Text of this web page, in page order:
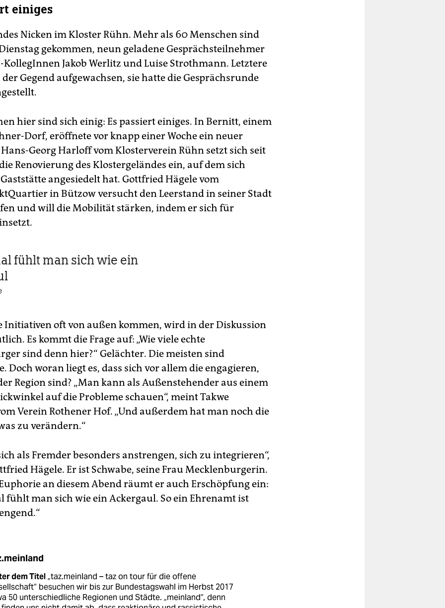
einiges
Nicken im Kloster Rühn. Mehr als 60 Menschen sind
gekommen, neun geladene Gesprächsteilnehmer
KollegInnen Jakob Werlitz und Luise Strothmann. Letztere
Gegend aufgewachsen, sie hatte die Gesprächsrunde
hier sind sich einig: Es passiert einiges. In Bernitt, einem
Dorf, eröffnete vor knapp einer Woche ein neuer
Georg Harloff vom Klosterverein Rühn setzt sich seit
Renovierung des Klostergeländes ein, auf dem sich
angesiedelt hat. Gottfried Hägele vom
in Bützow versucht den Leerstand in seiner Stadt
und will die Mobilität stärken, indem er sich für
fühlt man sich wie ein
Initiativen oft von außen kommen, wird in der Diskussion
Es kommt die Frage auf: „Wie viele echte
sind denn hier?“ Gelächter. Die meisten sind
Doch woran liegt es, dass sich vor allem die engagieren,
Region sind? „Man kann als Außenstehender aus einem
auf die Probleme schauen“, meint Takwe
Verein Rothener Hof. „Und außerdem hat man noch die
zu verändern.“
als Fremder besonders anstrengen, sich zu integrieren“,
Hägele. Er ist Schwabe, seine Frau Mecklenburgerin.
an diesem Abend räumt er auch Erschöpfung ein:
fühlt man sich wie ein Ackergaul. So ein Ehrenamt ist
dem Titel„taz.meinland – taz on tour für die offene
besuchen wir bis zur Bundestagswahl im Herbst 2017
50 unterschiedliche Re­gio­nen und Städte. „meinland“, denn